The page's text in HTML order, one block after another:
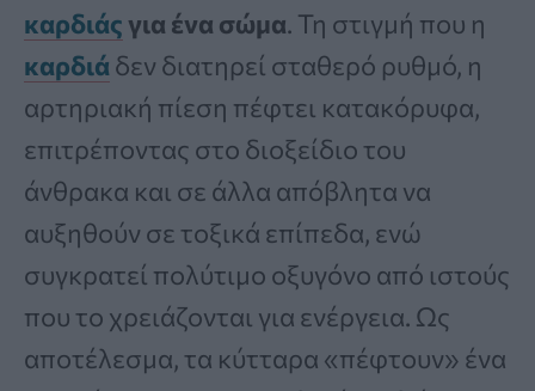
καρδιάςγια ένα σώμα. Τη στιγμή που η
καρδιάδεν διατηρεί σταθερό ρυθμό, η
αρτηριακή πίεση πέφτει κατακόρυφα,
επιτρέποντας στο διοξείδιο του
άνθρακα και σε άλλα απόβλητα να
αυξηθούν σε τοξικά επίπεδα, ενώ
συγκρατεί πολύτιμο οξυγόνο από ιστούς
που το χρειάζονται για ενέργεια. Ως
αποτέλεσμα, τα κύτταρα «πέφτουν» ένα